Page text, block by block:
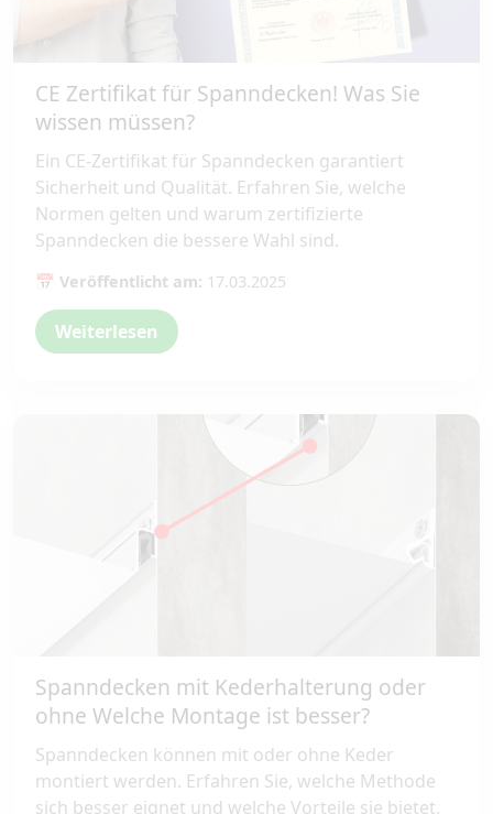
CE Zertifikat für Spanndecken! Was Sie
wissen müssen?
Ein CE-Zertifikat für Spanndecken garantiert
Sicherheit und Qualität. Erfahren Sie, welche
Normen gelten und warum zertifizierte
Spanndecken die bessere Wahl sind.
📅 Veröffentlicht am: 17.03.2025
Weiterlesen
Spanndecken mit Kederhalterung oder
ohne Welche Montage ist besser?
Spanndecken können mit oder ohne Keder
montiert werden. Erfahren Sie, welche Methode
sich besser eignet und welche Vorteile sie bietet.